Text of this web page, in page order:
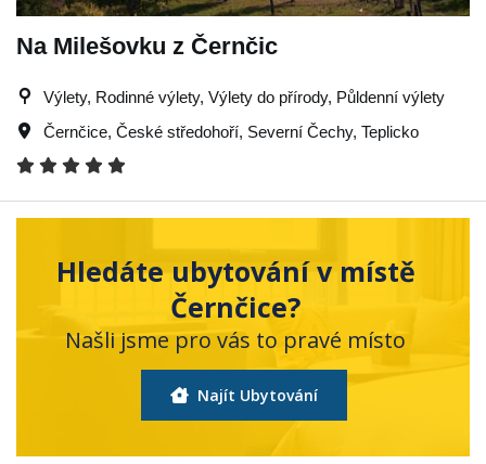
Na Milešovku z Černčic
Výlety, Rodinné výlety, Výlety do přírody, Půldenní výlety
Černčice, České středohoří, Severní Čechy, Teplicko
Hledáte ubytování v místě
Černčice?
Našli jsme pro vás to pravé místo
Najít Ubytování